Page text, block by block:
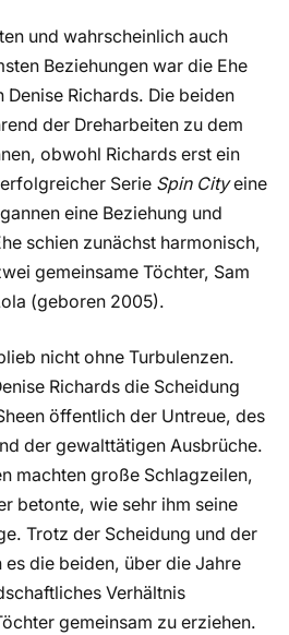
und wahrscheinlich auch
Beziehungen war die Ehe
Richards. Die beiden
der Dreharbeiten zu dem
obwohl Richards erst ein
Serie Spin Cityeine
eine Beziehung und
schien zunächst harmonisch,
gemeinsame Töchter, Sam
(geboren 2005).
nicht ohne Turbulenzen.
Richards die Scheidung
öffentlich der Untreue, des
der gewalttätigen Ausbrüche.
machten große Schlagzeilen,
betonte, wie sehr ihm seine
Trotz der Scheidung und der
es die beiden, über die Jahre
Verhältnis
gemeinsam zu erziehen.